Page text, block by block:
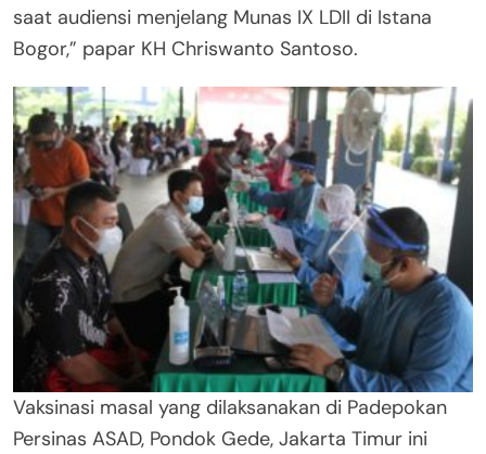
saat audiensi menjelang Munas IX LDII di Istana
Bogor,” papar KH Chriswanto Santoso.
Vaksinasi masal yang dilaksanakan di Padepokan
Persinas ASAD, Pondok Gede, Jakarta Timur ini